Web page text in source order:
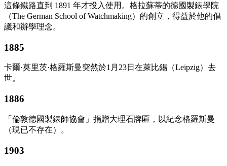
這條鐵路直到 1891 年才投入使用。格拉蘇蒂的德國製錶學院
（The German School of Watchmaking）的創立，得益於他的倡
議和辦學理念。
1885
卡爾·莫里茨·格羅斯曼突然於1月23日在萊比錫（Leipzig）去
世。
1886
「倫敦德國製錶師協會」捐贈大理石牌匾，以紀念格羅斯曼
（現已不存在）。
1903